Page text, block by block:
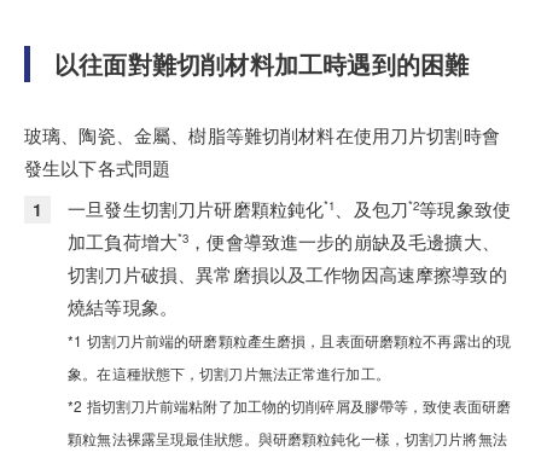
以往面對難切削材料加工時遇到的困難
玻璃、陶瓷、金屬、樹脂等難切削材料在使用刀片切割時會
發生以下各式問題
一旦發生切割刀片研磨顆粒鈍化*1 、及包刀*2等現象致使
加工負荷增大*3 ，便會導致進一步的崩缺及毛邊擴大、
切割刀片破損、異常磨損以及工作物因高速摩擦導致的
燒結等現象。
*1 切割刀片前端的研磨顆粒產生磨損，且表面研磨顆粒不再露出的現
象。在這種狀態下，切割刀片無法正常進行加工。
*2 指切割刀片前端粘附了加工物的切削碎屑及膠帶等，致使表面研磨
顆粒無法裸露呈現最佳狀態。與研磨顆粒鈍化一樣，切割刀片將無法